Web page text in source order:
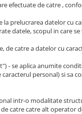
efectuate de catre ,
prelucrarea datelor cu
datele, scopul in care
de catre a datelor cu
- se aplica anumite
personal) si sa
intr-o modalitate
catre catre alt operator